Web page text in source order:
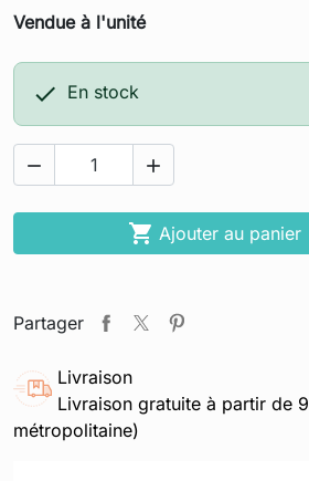
Vendue à l'unité
 En stock
 
 Ajouter au panier
Partager
Livraison
Livraison gratuite à partir de
métropolitaine)